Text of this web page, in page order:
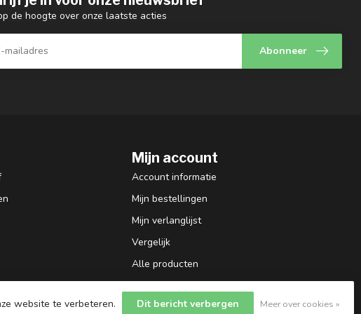
de hoogte over onze laatste acties
Abonneer
Mijn account
Account informatie
Mijn bestellingen
Mijn verlanglijst
Vergelijk
Alle producten
website te verbeteren. Dit bericht verbergen Meer over cookies »